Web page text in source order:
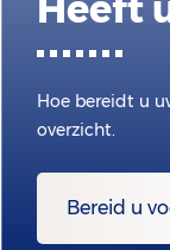
Hoe bereidt u
overzicht.
Bereid u